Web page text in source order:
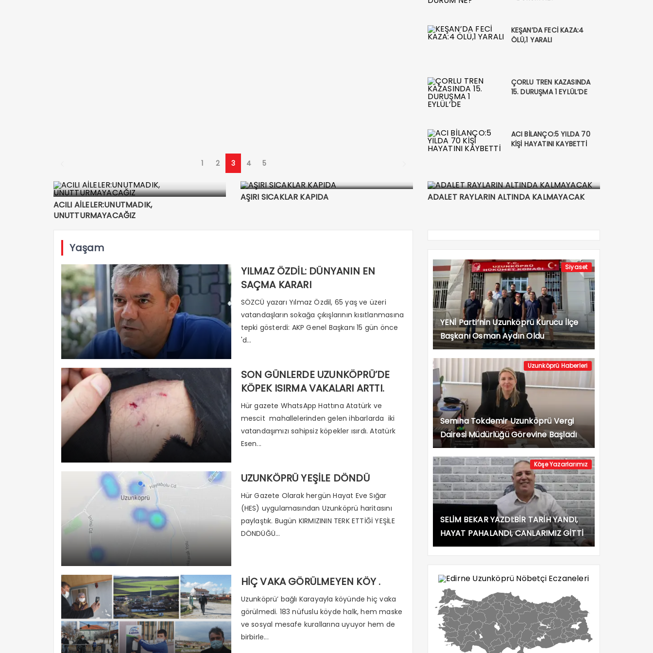
1 2 3 4 5
KEŞAN’DA FECİ KAZA:4
ÖLÜ,1 YARALI
ÇORLU TREN KAZASINDA
15. DURUŞMA 1 EYLÜL’DE
ACI BİLANÇO:5 YILDA 70
KİŞİ HAYATINI KAYBETTİ
ACILI AİLELER:UNUTMADIK,
UNUTTURMAYACAĞIZ
AŞIRI SICAKLAR KAPIDA ADALET RAYLARIN ALTINDA KALMAYACAK
Yaşam
YILMAZ ÖZDİL: DÜNYANIN EN
SAÇMA KARARI
SÖZCÜ yazarı Yılmaz Özdil, 65 yaş ve üzeri
vatandaşların sokağa çıkışlarının kısıtlanmasına
tepki gösterdi: AKP Genel Başkanı 15 gün önce
'd...
SON GÜNLERDE UZUNKÖPRÜ’DE
KÖPEK ISIRMA VAKALARI ARTTI.
Hür gazete WhatsApp Hattına Atatürk ve
mescit mahallelerinden gelen ihbarlarda iki
vatandaşımızı sahipsiz köpekler ısırdı. Atatürk
Esen...
UZUNKÖPRÜ YEŞİLE DÖNDÜ
Hür Gazete Olarak hergün Hayat Eve Sığar
(HES) uygulamasından Uzunköprü haritasını
paylaştık. Bugün KIRMIZININ TERK ETTİĞİ YEŞİLE
DÖNDÜĞÜ...
HİÇ VAKA GÖRÜLMEYEN KÖY .
Uzunköprü’ bağlı Karayayla köyünde hiç vaka
görülmedi. 183 nüfuslu köyde halk, hem maske
ve sosyal mesafe kurallarına uyuyor hem de
birbirle...
Siyaset
YENİ Parti’nin Uzunköprü Kurucu İlçe
Başkanı Osman Aydın Oldu
Uzunköprü Haberleri
Semiha Tokdemir Uzunköprü Vergi
Dairesi Müdürlüğü Görevine Başladı
Köşe Yazarlarımız
SELİM BEKAR YAZDI:BİR TARİH YANDI,
HAYAT PAHALANDI, CANLARIMIZ GİTTİ